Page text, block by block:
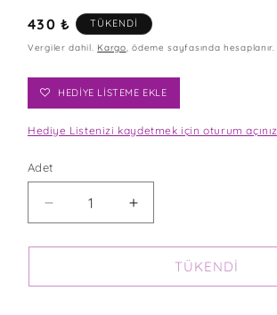
Normal
fiyat
430 ₺ TÜKENDI
Vergiler dahil. Kargo, ödeme sayfasında hesaplanır.
HEDİYE LİSTEME EKLE
Hediye Listenizi kaydetmek için oturum açınız
Adet
BÜYÜK
TABAKLI
ESPRESSO
SARI
BÜYÜK
TABAKLI
SERAMIK
ESPRESSO
TÜKENDI